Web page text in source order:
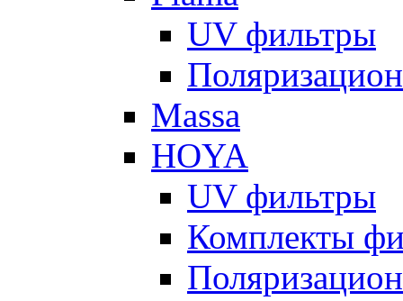
UV фильтры
Massa
HOYA
UV фильтры
Комплекты